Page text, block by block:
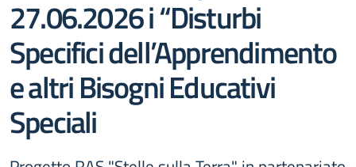
27.06.2026 i “Disturbi
Specifici dell’Apprendimento
e altri Bisogni Educativi
Speciali